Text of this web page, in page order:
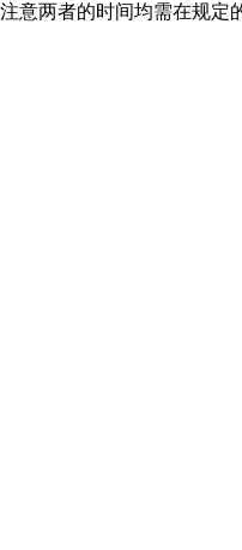
两者的时间均需在规